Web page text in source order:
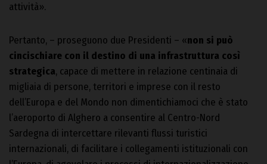
attività».
Pertanto, – proseguono due Presidenti – «non si può
cincischiare con il destino di una infrastruttura così
strategica, capace di mettere in relazione centinaia di
migliaia di persone, territori e imprese con il resto
dell’Europa e del Mondo non dimentichiamoci che è stato
l’aeroporto di Alghero a consentire al Centro-Nord
Sardegna di intercettare rilevanti flussi turistici
internazionali, di facilitare i collegamenti istituzionali con